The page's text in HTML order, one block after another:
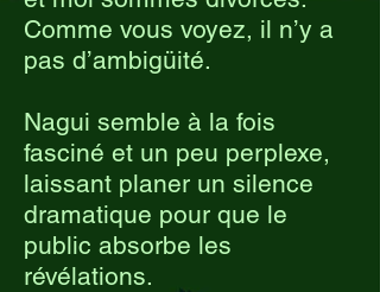
Comme vous voyez, il n’y a
pas d’ambigüité.
Nagui semble à la fois
fasciné et un peu perplexe,
laissant planer un silence
dramatique pour que le
public absorbe les
révélations.